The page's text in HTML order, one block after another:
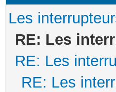
Les
RE: Les
RE: Les
RE: Les